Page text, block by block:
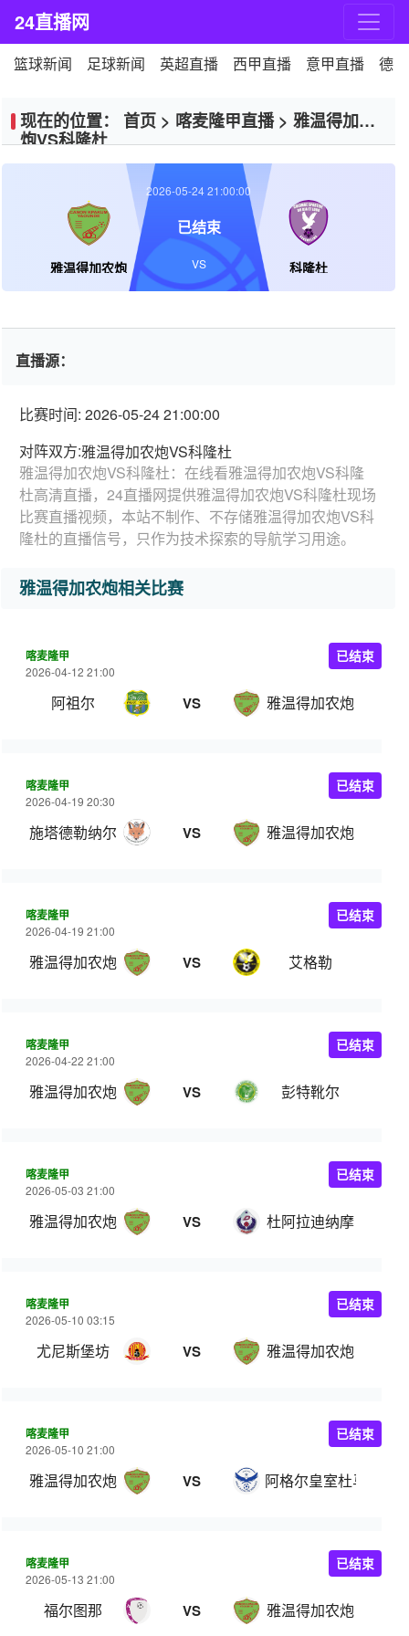
24直播网
篮球新闻 足球新闻 英超直播 西甲直播 意甲直播 德
现在的位置： 首页 > 喀麦隆甲直播> 雅温得加农
炮VS科隆杜
雅温得加农炮 科隆杜
2026-05-24 21:00:00
已结束
VS
直播源：
比赛时间: 2026-05-24 21:00:00
对阵双方:雅温得加农炮VS科隆杜
雅温得加农炮VS科隆杜：在线看雅温得加农炮VS科隆
杜高清直播，24直播网提供雅温得加农炮VS科隆杜现场
比赛直播视频，本站不制作、不存储雅温得加农炮VS科
隆杜的直播信号，只作为技术探索的导航学习用途。
雅温得加农炮相关比赛
喀麦隆甲
2026-04-12 21:00
阿祖尔 VS 雅温得加农炮
已结束
喀麦隆甲
2026-04-19 20:30
施塔德勒纳尔 VS 雅温得加农炮
已结束
喀麦隆甲
2026-04-19 21:00
雅温得加农炮 VS 艾格勒
已结束
喀麦隆甲
2026-04-22 21:00
雅温得加农炮 VS 彭特靴尔
已结束
喀麦隆甲
2026-05-03 21:00
雅温得加农炮 VS 杜阿拉迪纳摩
已结束
喀麦隆甲
2026-05-10 03:15
尤尼斯堡坊 VS 雅温得加农炮
已结束
喀麦隆甲
2026-05-10 21:00
雅温得加农炮 VS 阿格尔皇室杜马
已结束
喀麦隆甲
2026-05-13 21:00
福尔图那 VS 雅温得加农炮
已结束